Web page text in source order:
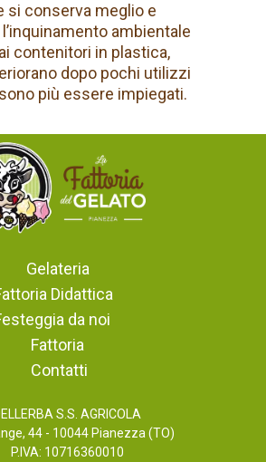
si conserva meglio e
ambientale
contenitori in plastica,
dopo pochi utilizzi
più essere impiegati.
S.S. AGRICOLA
44 - 10044 Pianezza (TO)
P.IVA: 10716360010
Gelateria
Didattica
da noi
Fattoria
Contatti